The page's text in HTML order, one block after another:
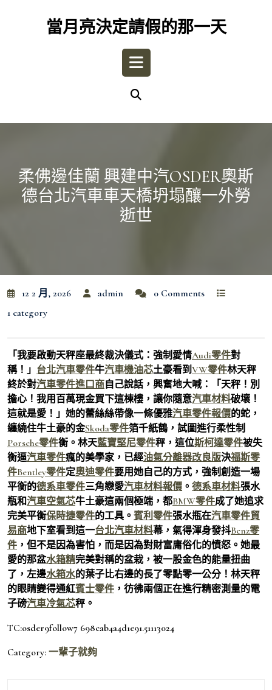
當月亮決定請假的那一天
Open
柔佛邊佳蘭 興建中汽OSDER奧斯
德台北汽車車天橋坍塌釀一外勞
逝世
12 2 月, 2026 admin
0 Comments
1 category
「我要啟動天秤座最終裁決儀式：強制愛情Audi零件對
稱！」 台北汽車零件牛汽車機油芯土豪看到VW零件林天秤
終於對汽車零件進口商自己說話，興奮地大喊：「天秤！別
擔心！我用百萬現金買下這棟樓，讓你隨意汽車材料破壞！
這就是愛！」她的蕾絲絲帶像一條優雅汽車零件報價的蛇，
纏繞住牛土豪的金Skoda零件箔千紙鶴，試圖進行柔性制
Porsche零件衡。林天藍寶堅尼零件秤，這位斯柯達零件被失
衡逼汽車零件瘋的美學家，已經油氣分離器改良版決福斯零
件Bentley零件定奧迪零件要用她自己的方式，強制創造一場
平衡的德系車零件三角戀愛汽車材料報價 。 德系車材料張水
瓶和汽車空氣芯牛土豪這兩個極端，都BMW零件成了她追求
完美平衡保時捷零件的工具。 賓利零件張水瓶在汽車零件貿
易商地下室看到這一台北汽車材料幕，氣得渾身發抖Benz零
件 ，但不是因為害怕，而是因為對財富庸俗化的憤怒。她最
愛的那盆水箱精完美對稱的盆栽，被一股金色的能量扭曲
了，左邊水箱水的葉子比右邊的長了零點零一公分！林天秤
的眼睛變得通紅賓士零件 ，彷彿兩個正在進行精密測量的電
子磅汽車冷氣芯秤。
TC:osder9follow7 698cab4a4d1e91.51113024
Category: 一輩子就夠